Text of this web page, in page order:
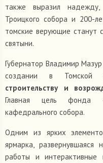
также выразил
Троицкого собора и 200-
томские верующие станут
святыни.
Губернатор Владимир
создании в Томской
строительству и
Главная цель фонда —
кафедрального собора.
Одним из ярких
ярмарка,
работы и интерактивные